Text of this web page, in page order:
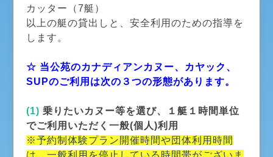
カッター（7艇）
以上の艇の貸出しと、安全利用のための指導を
します。
☆ 当公苑のカナディアンカヌー、カヤック、
SUPのご利用は次の３つの形態があります。
(1) 乗りたいカヌー等を選び、１艇１時間単位
でご利用いただく一般(個人)利用
※予約制体験プラン開催時間や団体利用時間